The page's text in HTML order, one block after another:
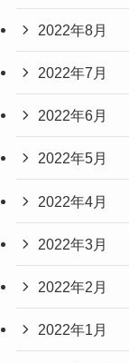
2022年8月
2022年7月
2022年6月
2022年5月
2022年4月
2022年3月
2022年2月
2022年1月